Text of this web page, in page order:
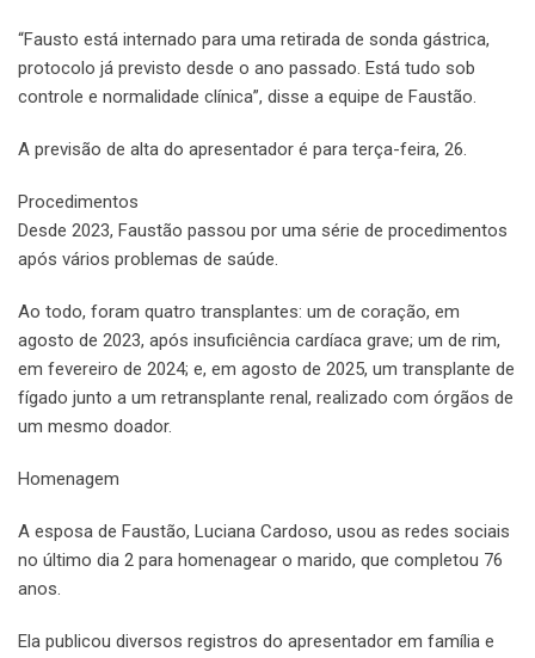
“Fausto está internado para uma retirada de sonda gástrica,
protocolo já previsto desde o ano passado. Está tudo sob
controle e normalidade clínica”, disse a equipe de Faustão.
A previsão de alta do apresentador é para terça-feira, 26.
Procedimentos
Desde 2023, Faustão passou por uma série de procedimentos
após vários problemas de saúde.
Ao todo, foram quatro transplantes: um de coração, em
agosto de 2023, após insuficiência cardíaca grave; um de rim,
em fevereiro de 2024; e, em agosto de 2025, um transplante de
fígado junto a um retransplante renal, realizado com órgãos de
um mesmo doador.
Homenagem
A esposa de Faustão, Luciana Cardoso, usou as redes sociais
no último dia 2 para homenagear o marido, que completou 76
anos.
Ela publicou diversos registros do apresentador em família e